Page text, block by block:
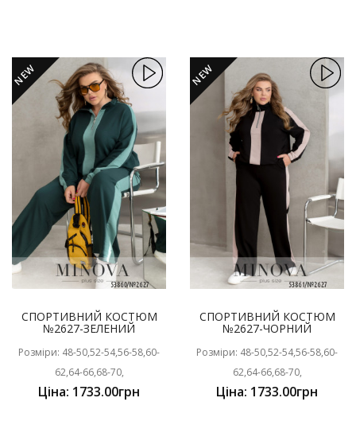
NEW
СПОРТИВНИЙ КОСТЮМ
№2627-ЗЕЛЕНИЙ
Розміри: 48-50,52-54,56-58,60-
62,64-66,68-70,
Ціна: 1733.00грн
NEW
СПОРТИВНИЙ КОСТЮМ
№2627-ЧОРНИЙ
Розміри: 48-50,52-54,56-58,60-
62,64-66,68-70,
Ціна: 1733.00грн